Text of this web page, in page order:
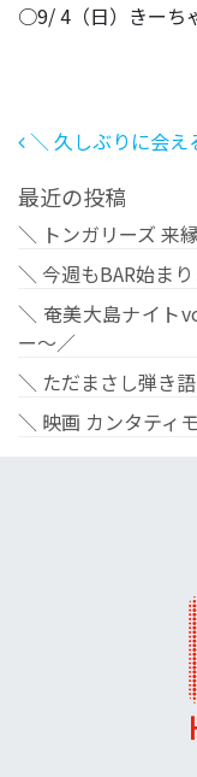
○9/ 4（日）きーち
投稿ナ
＼ 久しぶりに会え
最近の投稿
＼ トンガリーズ 来
＼ 今週もBAR始ま
＼ 奄美大島ナイト
ー〜／
＼ ただまさし弾き
＼ 映画 カンタティ